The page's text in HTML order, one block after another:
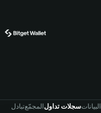
تبادلالمجمّعسجلات تداولالبيانات